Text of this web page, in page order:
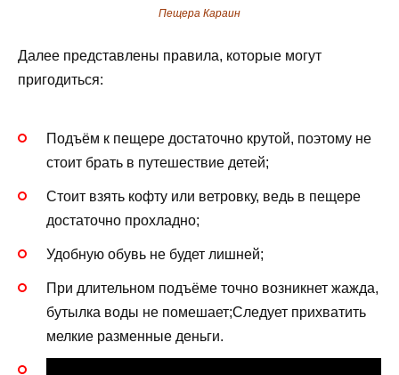
Пещера Караин
Далее представлены правила, которые могут
пригодиться:
Подъём к пещере достаточно крутой, поэтому не
стоит брать в путешествие детей;
Стоит взять кофту или ветровку, ведь в пещере
достаточно прохладно;
Удобную обувь не будет лишней;
При длительном подъёме точно возникнет жажда,
бутылка воды не помешает;Следует прихватить
мелкие разменные деньги.